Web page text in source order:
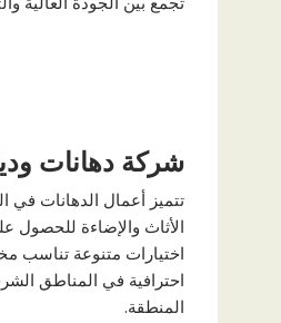
شركة دهانات
تتميز أعمال الدهانات في
الأثاث والإضاءة
اختيارات متنوعة تناسب
احترافية في المناطق
المنطقة.